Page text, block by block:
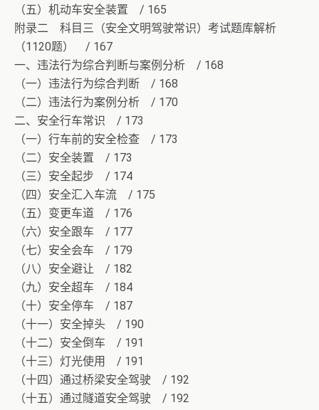
（五）机动车安全装置 / 165
附录二 科目三（安全文明驾驶常识）考试题库解析
（1120题） / 167
一、违法行为综合判断与案例分析 / 168
（一）违法行为综合判断 / 168
（二）违法行为案例分析 / 170
二、安全行车常识 / 173
（一）行车前的安全检查 / 173
（二）安全装置 / 173
（三）安全起步 / 174
（四）安全汇入车流 / 175
（五）变更车道 / 176
（六）安全跟车 / 177
（七）安全会车 / 179
（八）安全避让 / 182
（九）安全超车 / 184
（十）安全停车 / 187
（十一）安全掉头 / 190
（十二）安全倒车 / 191
（十三）灯光使用 / 191
（十四）通过桥梁安全驾驶 / 192
（十五）通过隧道安全驾驶 / 192